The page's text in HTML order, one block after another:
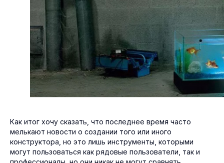
Как итог хочу сказать, что последнее время часто
мелькают новости о создании того или иного
конструктора, но это лишь инструменты, которыми
могут пользоваться как рядовые пользователи, так и